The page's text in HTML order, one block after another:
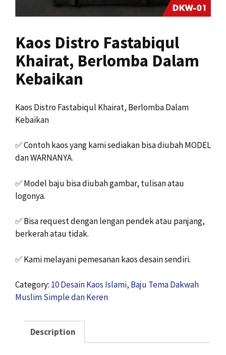
Kaos Distro Fastabiqul
Khairat, Berlomba Dalam
Kebaikan
Kaos Distro Fastabiqul Khairat, Berlomba Dalam
Kebaikan
✅Contoh kaos yang kami sediakan bisa diubah MODEL
dan WARNANYA.
✅Model baju bisa diubah gambar, tulisan atau
logonya.
✅Bisa request dengan lengan pendek atau panjang,
berkerah atau tidak.
✅Kami melayani pemesanan kaos desain sendiri.
Category: 10 Desain Kaos Islami, Baju Tema Dakwah
Muslim Simple dan Keren
Description